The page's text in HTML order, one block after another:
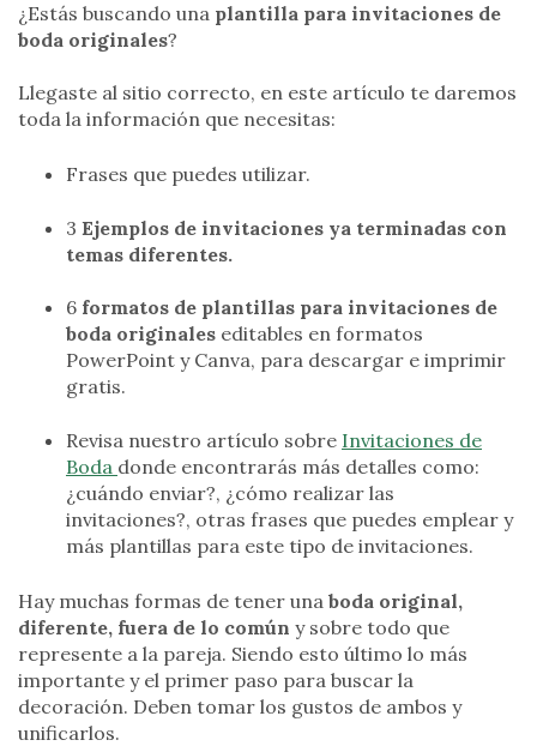
¿Estás buscando una plantilla para invitaciones de
boda originales?
Llegaste al sitio correcto, en este artículo te daremos
toda la información que necesitas:
Frases que puedes utilizar.
3 Ejemplos de invitaciones ya terminadas con
temas diferentes.
6 formatos de plantillas para invitaciones de
boda originales editables en formatos
PowerPoint y Canva, para descargar e imprimir
gratis.
Revisa nuestro artículo sobre Invitaciones de
Boda donde encontrarás más detalles como:
¿cuándo enviar?, ¿cómo realizar las
invitaciones?, otras frases que puedes emplear y
más plantillas para este tipo de invitaciones.
Hay muchas formas de tener una boda original,
diferente, fuera de lo común y sobre todo que
represente a la pareja. Siendo esto último lo más
importante y el primer paso para buscar la
decoración. Deben tomar los gustos de ambos y
unificarlos.